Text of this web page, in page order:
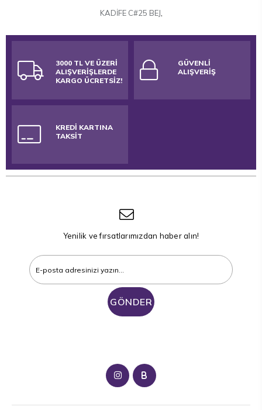
KADİFE C#25 BEJ
3000 TL VE ÜZERİ
ALIŞVERİŞLERDE
KARGO ÜCRETSİZ!
GÜVENLİ
ALIŞVERİŞ
KREDİ KARTINA
TAKSİT
Yenilik ve fırsatlarımızdan haber alın!
GÖNDER
B